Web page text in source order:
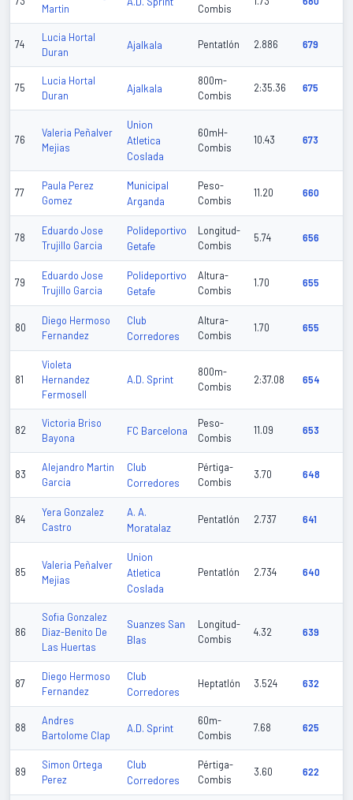
Martin
Combis
74
Lucia Hortal
Duran
Ajalkala Pentatlón 2.886 679
75
Lucia Hortal
Duran
Ajalkala
800m-
Combis
2:35.36 675
76
Valeria Peñalver
Mejias
Union
Atletica
Coslada
60mH-
Combis
10.43 673
77
Paula Perez
Gomez
Municipal
Arganda
Peso-
Combis
11.20 660
78
Eduardo Jose
Trujillo Garcia
Polideportivo
Getafe
Longitud-
Combis
5.74 656
79
Eduardo Jose
Trujillo Garcia
Polideportivo
Getafe
Altura-
Combis
1.70 655
80
Diego Hermoso
Fernandez
Club
Corredores
Altura-
Combis
1.70 655
81
Violeta
Hernandez
Fermosell
A.D. Sprint
800m-
Combis
2:37.08 654
82
Victoria Briso
Bayona
FC Barcelona
Peso-
Combis
11.09 653
83
Alejandro Martin
Garcia
Club
Corredores
Pértiga-
Combis
3.70 648
84
Yera Gonzalez
Castro
A. A.
Moratalaz
Pentatlón 2.737 641
85
Valeria Peñalver
Mejias
Union
Atletica
Coslada
Pentatlón 2.734 640
86
Sofia Gonzalez
Diaz-Benito De
Las Huertas
Suanzes San
Blas
Longitud-
Combis
4.32 639
87
Diego Hermoso
Fernandez
Club
Corredores
Heptatlón 3.524 632
88
Andres
Bartolome Clap
A.D. Sprint
60m-
Combis
7.68 625
89
Simon Ortega
Perez
Club
Corredores
Pértiga-
Combis
3.60 622